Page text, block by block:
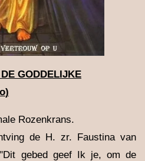
GODDELIJKE
)
Rozenkrans.
de H. zr. Faustina van
gebed geef Ik je, om de